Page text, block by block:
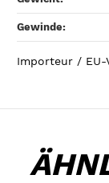
Gewinde‍:
Importeur /